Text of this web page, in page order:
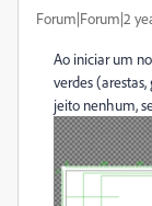
Forum|Forum|2
Ao iniciar um
verdes
jeito nenhum,